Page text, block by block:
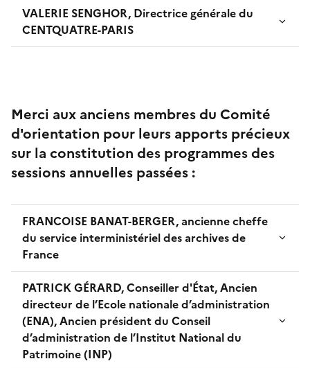
VALERIE SENGHOR, Directrice générale du
CENTQUATRE-PARIS
Merci aux anciens membres du Comité
d'orientation pour leurs apports précieux
sur la constitution des programmes des
sessions annuelles passées :
FRANCOISE BANAT-BERGER, ancienne cheffe
du service interministériel des archives de
France
PATRICK GÉRARD, Conseiller d'État, Ancien
directeur de l’Ecole nationale d’administration
(ENA), Ancien président du Conseil
d’administration de l’Institut National du
Patrimoine (INP)